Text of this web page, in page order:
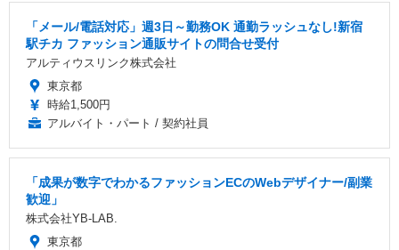
「メール/電話対応」週3日～勤務OK 通勤ラッシュなし!新宿
駅チカ ファッション通販サイトの問合せ受付
アルティウスリンク株式会社
東京都
時給1,500円
アルバイト・パート / 契約社員
「成果が数字でわかるファッションECのWebデザイナー/副業
歓迎」
株式会社YB-LAB.
東京都